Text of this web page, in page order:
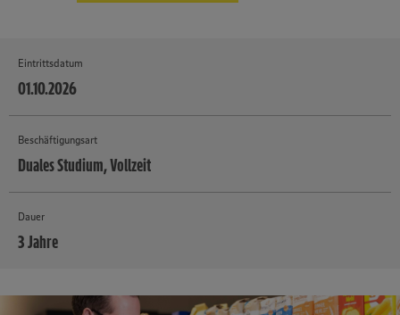
Eintrittsdatum
01.10.2026
Beschäftigungsart
Duales Studium, Vollzeit
Dauer
3 Jahre